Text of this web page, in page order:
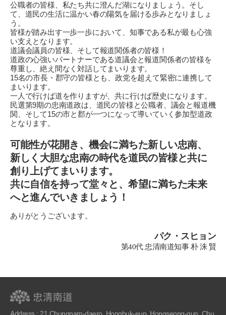
公職者の皆様、私たち共に澄んだ湖になりましょう。そし
て、道民の生活に温かい春の陽気を届ける歩みとなりましょ
う。
皆様が踏み出す一歩一歩において、知事である私が最も心強
い支えとなります。
道議会議員の皆様、そして報道関係者の皆様！
道政の心強いパートナーである道議会と報道関係者の皆様を
尊重し、絶え間なく対話してまいります。
15名の市長・郡守の皆様とも、政党を超えて緊密に連携して
まいります。
一人で行けば道を作りますが、共に行けば歴史になります。
民選第9期の忠南道政は、道民の皆様と公職者、議会と報道機
関、そして15の市と郡が一つになって導いていく参加型道政
となります。
可能性が花開き、機会に満ちた新しい忠南、
新しく大胆な忠南の時代を道民の皆様と共に
創り上げてまいります。
共に自信を持って堂々と、希望に満ちた未来
へと進んでいきましょう！
ありがとうございます。
パク・スヒョン
第40代 忠清南道知事 朴 洙 賢